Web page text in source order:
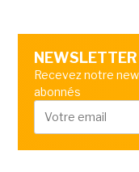
NEWSLETTER
Recevez notre
abonnés